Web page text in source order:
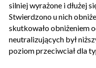
silniej wyrażone i dłużej
Stwierdzono u nich
skutkowało obniżeniem
neutralizujących był
poziom przeciwciał dla